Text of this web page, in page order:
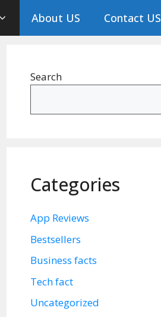
About US Contact US
Search
Categories
App Reviews
Bestsellers
Business facts
Tech fact
Uncategorized